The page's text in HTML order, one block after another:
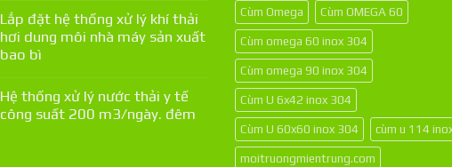
Lắp đặt hệ thống xử lý khí thải
hơi dung môi nhà máy sản xuất
bao bì
Hệ thống xử lý nước thải y tế
công suất 200 m3/ngày. đêm
Cùm Omega Cùm OMEGA 60
Cùm omega 60 inox 304
Cùm omega 90 inox 304
Cùm U 6x42 inox 304
Cùm U 60x60 inox 304 cùm u 114
moitruongmientrung.com